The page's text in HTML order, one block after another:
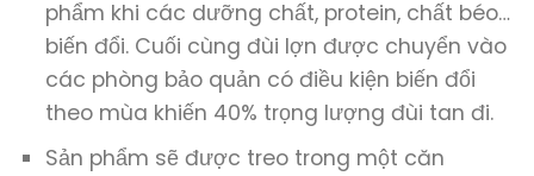
phẩm khi các dưỡng chất, protein, chất béo…
biến đổi. Cuối cùng đùi lợn được chuyển vào
các phòng bảo quản có điều kiện biến đổi
theo mùa khiến 40% trọng lượng đùi tan đi.
Sản phẩm sẽ được treo trong một căn